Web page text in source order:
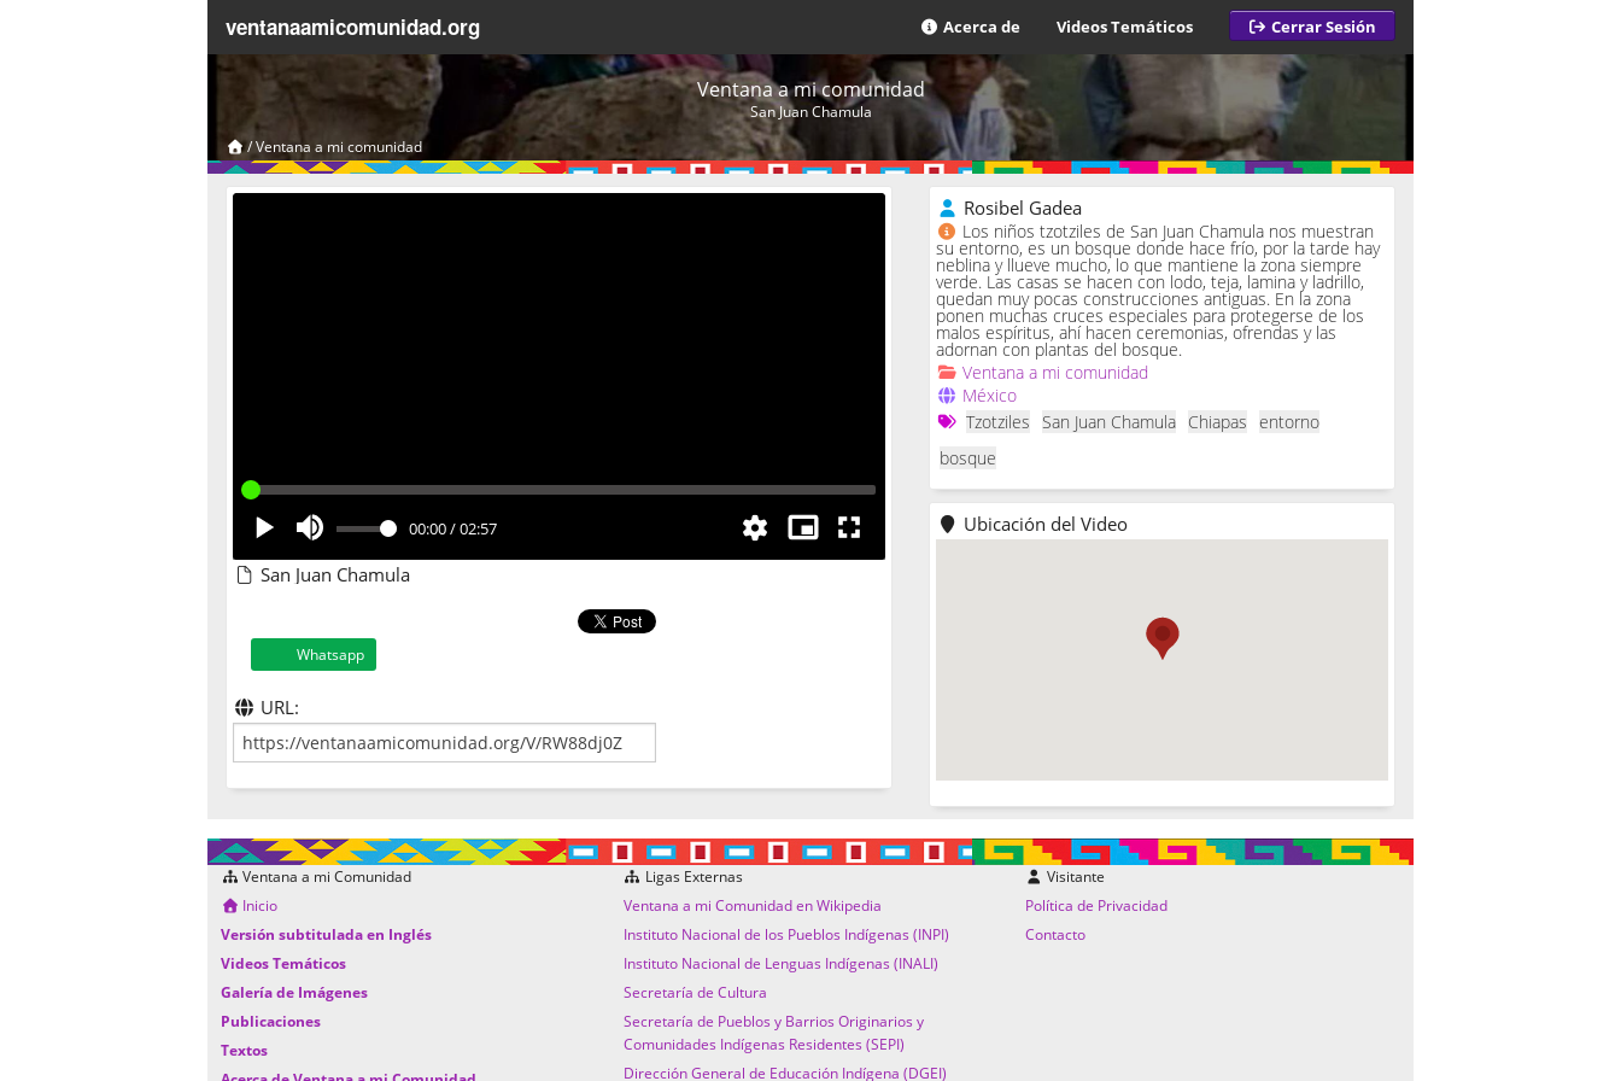
ventanaamicomunidad.org Acerca de Videos Temáticos Cerrar Sesión
Ventana a mi comunidad
San Juan Chamula
/Ventana a mi comunidad
00:00/02:57
San Juan Chamula
Whatsapp
URL:
Rosibel Gadea
Los niños tzotziles de San Juan Chamula nos muestran
su entorno, es un bosque donde hace frío, por la tarde hay
neblina y llueve mucho, lo que mantiene la zona siempre
verde. Las casas se hacen con lodo, teja, lamina y ladrillo,
quedan muy pocas construcciones antiguas. En la zona
ponen muchas cruces especiales para protegerse de los
malos espíritus, ahí hacen ceremonias, ofrendas y las
adornan con plantas del bosque.
Ventana a mi comunidad
México
Tzotziles San Juan Chamula Chiapas entorno
bosque
Ubicación del Video
Ventana a mi Comunidad
Inicio
Versión subtitulada en Inglés
Videos Temáticos
Galería de Imágenes
Publicaciones
Textos
Ligas Externas
Ventana a mi Comunidad en Wikipedia
Instituto Nacional de los Pueblos Indígenas (INPI)
Instituto Nacional de Lenguas Indígenas (INALI)
Secretaría de Cultura
Secretaría de Pueblos y Barrios Originarios y
Comunidades Indígenas Residentes (SEPI)
Dirección General de Educación Indígena (DGEI)
Visitante
Política de Privacidad
Contacto